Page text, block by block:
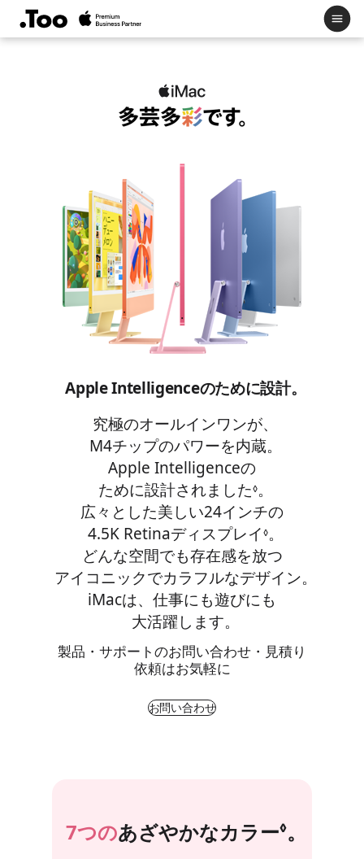
Apple Intelligenceのために設計。
究極のオールインワンが、
M4チップのパワーを内蔵。
Apple Intelligenceの
ために設計されました◊免責事項を参
。
広々とした美しい24インチの
4.5K Retinaディスプレイ ◊免責事項を
。
どんな空間でも存在感を放つ
アイコニックでカラフルなデザイン。
iMacは、仕事にも遊びにも
大活躍します。
製品・サポートのお問い合わせ・見積り
依頼はお気軽に
お問い合わせ
7つのあざやかなカラー◊免責事
。